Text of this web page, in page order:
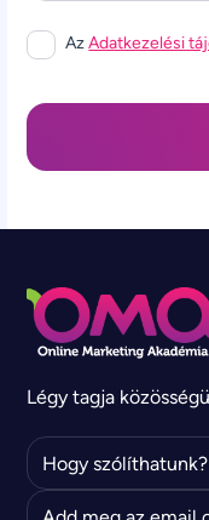
AzAdatkezelési
Légy tagja